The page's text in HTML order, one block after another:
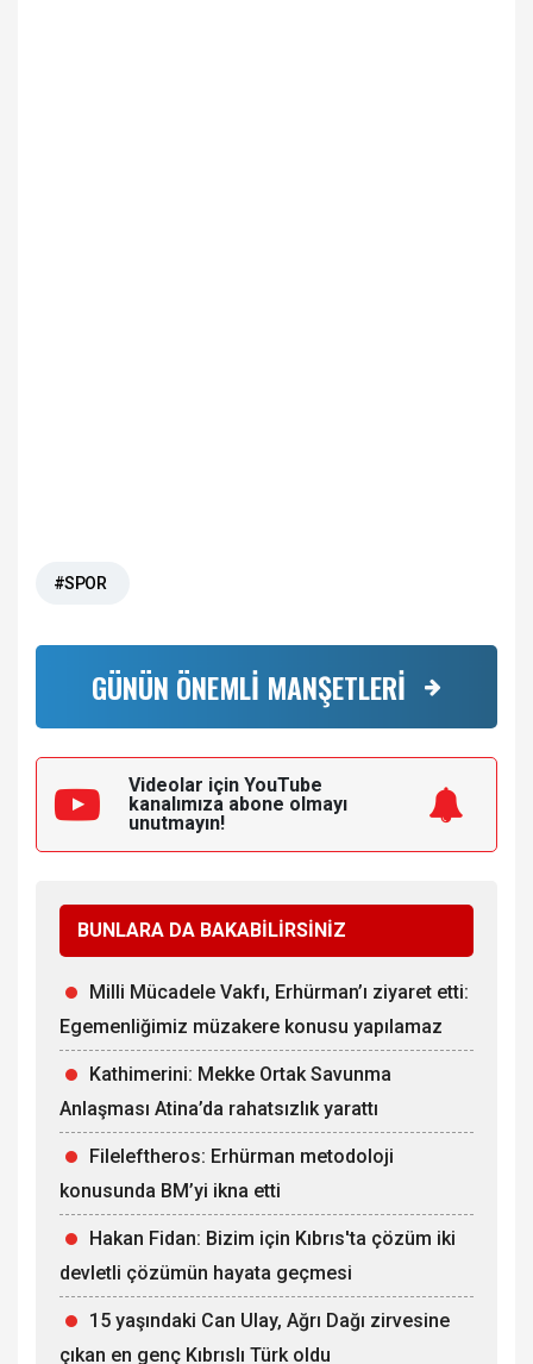
#SPOR
GÜNÜN ÖNEMLİ MANŞETLERİ
Videolar için YouTube
kanalımıza abone olmayı
unutmayın!
BUNLARA DA BAKABİLİRSİNİZ
Milli Mücadele Vakfı, Erhürman’ı ziyaret etti:
Egemenliğimiz müzakere konusu yapılamaz
Kathimerini: Mekke Ortak Savunma
Anlaşması Atina’da rahatsızlık yarattı
Fileleftheros: Erhürman metodoloji
konusunda BM’yi ikna etti
Hakan Fidan: Bizim için Kıbrıs'ta çözüm iki
devletli çözümün hayata geçmesi
15 yaşındaki Can Ulay, Ağrı Dağı zirvesine
çıkan en genç Kıbrıslı Türk oldu